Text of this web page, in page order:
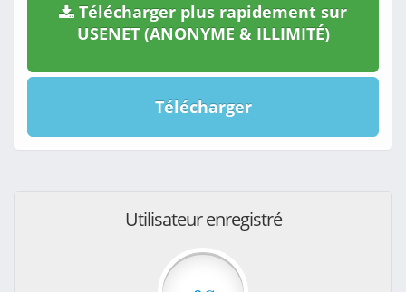
Télécharger plus rapidement sur
USENET (ANONYME & ILLIMITÉ)
Télécharger
Utilisateur enregistré